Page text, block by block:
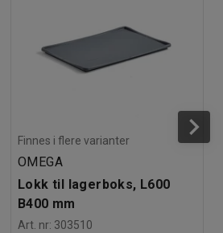
Finnes i flere varianter
OMEGA
Lokk til lagerboks, L600
B400 mm
Art. nr: 303510